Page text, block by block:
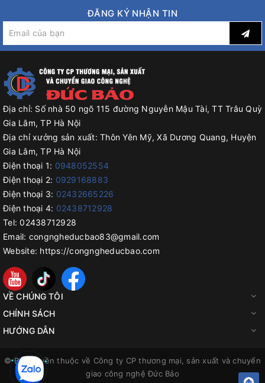
ĐĂNG KÝ NHẬN TIN
Địa chỉ: Số nhà 50 ngõ 115 đường Nguyễn Mậu Tài, TT Trâu Quỳ
Gia Lâm, TP Hà Nội
Địa chỉ xưởng sản xuất: Thôn Yên Mỹ, Xã Dương Quang, Huyện
Gia Lâm, TP Hà Nội
Điện thoại 1: 0948052554
Điện thoại 2: 0929168883
Điện thoại 3: 02432665226
Điện thoại 4: 02438712928
Tel: 02438712928
Email: congngheducbao83@gmail.com
Website: https://congngheducbao.com
VỀ CHÚNG TÔI
CHÍNH SÁCH
HƯỚNG DẪN
© Bản quyền thuộc về Công ty CP thương mại, sản xuất và chuyển
giao công nghệ Đức Bảo